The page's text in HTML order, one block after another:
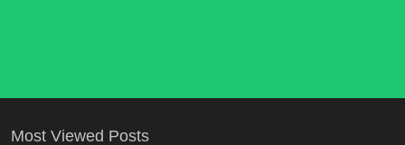
Most Viewed Posts